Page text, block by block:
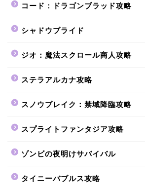
コード：ドラゴンブラッド攻略
シャドウブライド
ジオ：魔法スクロール商人攻略
ステラアルカナ攻略
スノウブレイク：禁域降臨攻略
スプライトファンタジア攻略
ゾンビの夜明けサバイバル
タイニーバブルス攻略